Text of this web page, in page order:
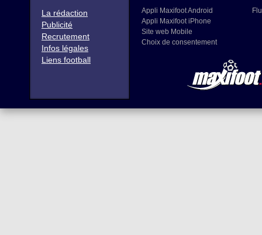
La rédaction
Publicité
Recrutement
Infos légales
Liens football
Appli Maxifoot Android
Appli Maxifoot iPhone
Site web Mobile
Choix de consentement